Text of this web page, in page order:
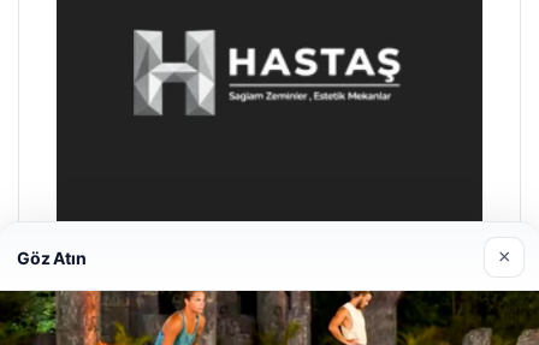
Göz Atın ×